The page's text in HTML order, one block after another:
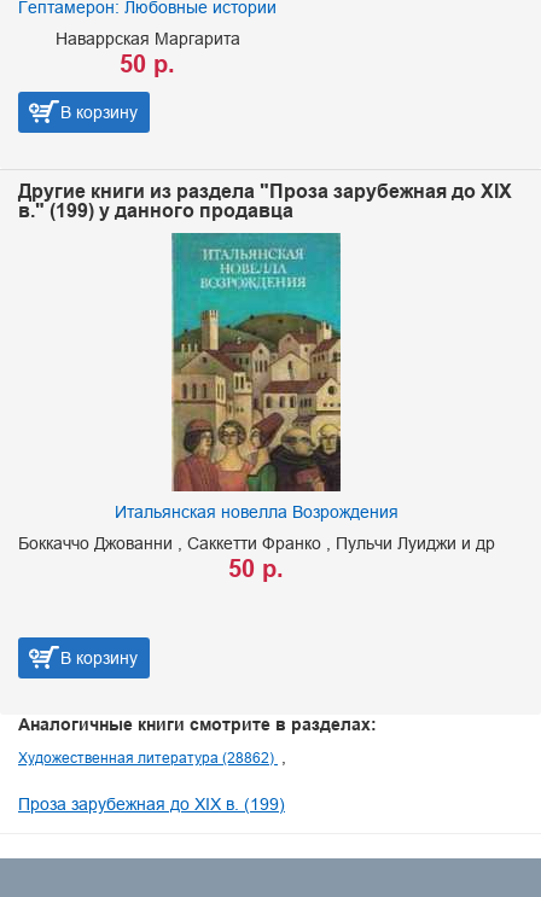
Гептамерон: Любовные истории
Наваррская Маргарита
50 р.
В корзину
Другие книги из раздела "Проза зарубежная до XIX
в." (199) у данного продавца
Итальянская новелла Возрождения
Боккаччо Джованни
Саккетти Франко Пульчи Луиджи и др
50 р.
В корзину
Аналогичные книги смотрите в разделах:
Художественная литература (28862)
Проза зарубежная до XIX в. (199)